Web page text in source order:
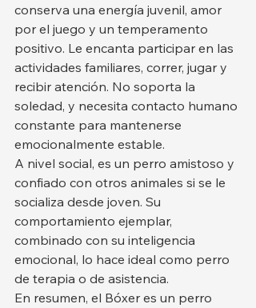
conserva una energía juvenil, amor
por el juego y un temperamento
positivo. Le encanta participar en las
actividades familiares, correr, jugar y
recibir atención. No soporta la
soledad, y necesita contacto humano
constante para mantenerse
emocionalmente estable.
A nivel social, es un perro amistoso y
confiado con otros animales si se le
socializa desde joven. Su
comportamiento ejemplar,
combinado con su inteligencia
emocional, lo hace ideal como perro
de terapia o de asistencia.
En resumen, el Bóxer es un perro